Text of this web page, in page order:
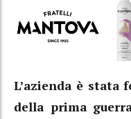
L’azienda è stata
della prima